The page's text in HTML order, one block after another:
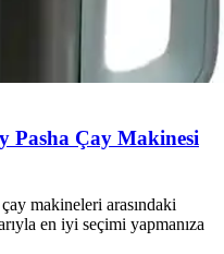
Pasha Çay Makinesi
makineleri arasındaki
en iyi seçimi yapmanıza